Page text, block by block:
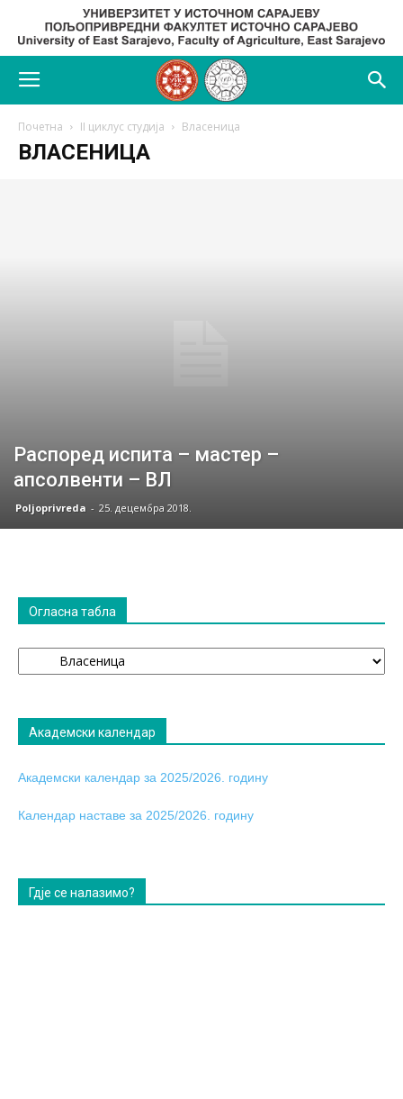
Почетна II циклус студија Власеница
ВЛАСЕНИЦА
Распоред испита – мастер –
апсолвенти – ВЛ
Poljoprivreda - 25. децембра 2018.
Огласна табла
Огласна
Академски календар
Академски календар за 2025/2026. годину
Календар наставе за 2025/2026. годину
Гдје се налазимо?